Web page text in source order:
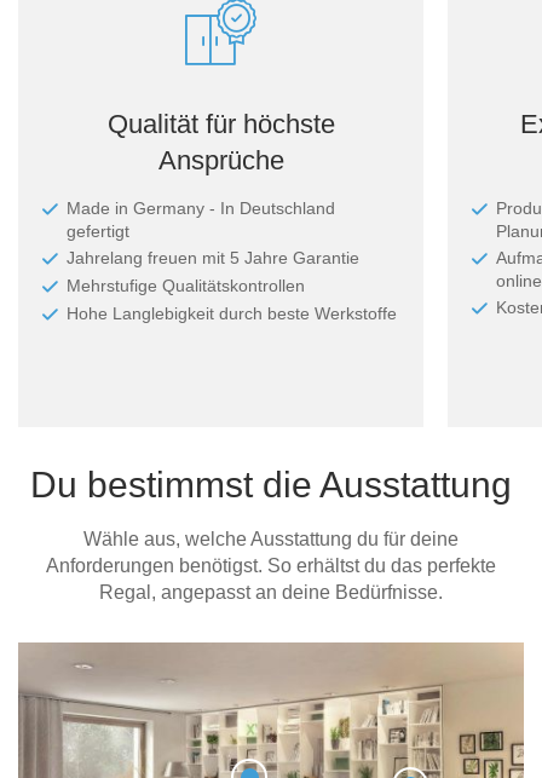
Qualität für höchste
Ansprüche
Made in Germany - In Deutschland
gefertigt
Jahrelang freuen mit 5 Jahre Garantie
Mehrstufige Qualitätskontrollen
Hohe Langlebigkeit durch beste Werkstoffe
Du bestimmst die Ausstattung
Wähle aus, welche Ausstattung du für deine
Anforderungen benötigst. So erhältst du das perfekte
Regal, angepasst an deine Bedürfnisse.